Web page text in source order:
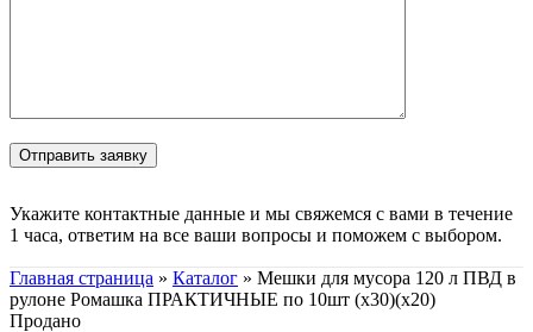
Укажите контактные данные и мы свяжемся с вами в течение
1 часа, ответим на все ваши вопросы и поможем с выбором.
Главная страница » Каталог » Мешки для мусора 120 л ПВД в
рулоне Ромашка ПРАКТИЧНЫЕ по 10шт (х30)(х20)
Продано